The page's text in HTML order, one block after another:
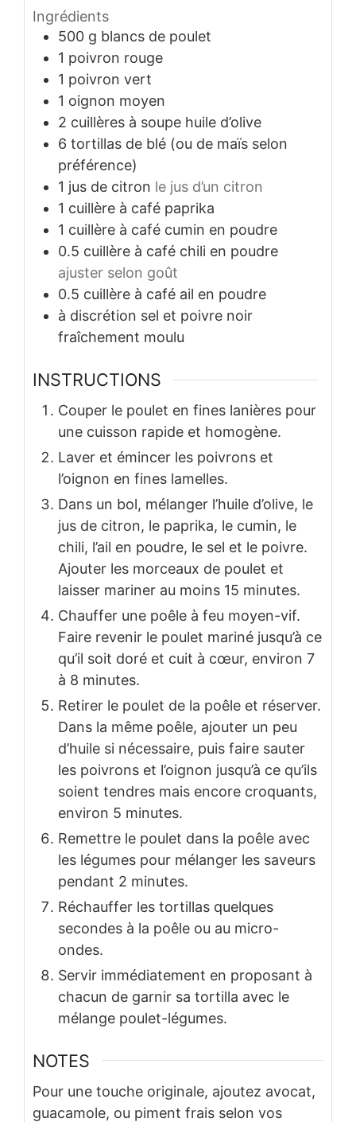
Ingrédients
500 g blancs de poulet
1 poivron rouge
1 poivron vert
1 oignon moyen
2 cuillères à soupe huile d’olive
6 tortillas de blé (ou de maïs selon
préférence)
1 jus de citron le jus d’un citron
1 cuillère à café paprika
1 cuillère à café cumin en poudre
0.5 cuillère à café chili en poudre
ajuster selon goût
0.5 cuillère à café ail en poudre
à discrétion sel et poivre noir
fraîchement moulu
INSTRUCTIONS
Couper le poulet en fines lanières pour
une cuisson rapide et homogène.
Laver et émincer les poivrons et
l’oignon en fines lamelles.
Dans un bol, mélanger l’huile d’olive, le
jus de citron, le paprika, le cumin, le
chili, l’ail en poudre, le sel et le poivre.
Ajouter les morceaux de poulet et
laisser mariner au moins 15 minutes.
Chauffer une poêle à feu moyen-vif.
Faire revenir le poulet mariné jusqu’à ce
qu’il soit doré et cuit à cœur, environ 7
à 8 minutes.
Retirer le poulet de la poêle et réserver.
Dans la même poêle, ajouter un peu
d’huile si nécessaire, puis faire sauter
les poivrons et l’oignon jusqu’à ce qu’ils
soient tendres mais encore croquants,
environ 5 minutes.
Remettre le poulet dans la poêle avec
les légumes pour mélanger les saveurs
pendant 2 minutes.
Réchauffer les tortillas quelques
secondes à la poêle ou au micro-
ondes.
Servir immédiatement en proposant à
chacun de garnir sa tortilla avec le
mélange poulet-légumes.
NOTES
Pour une touche originale, ajoutez avocat,
guacamole, ou piment frais selon vos